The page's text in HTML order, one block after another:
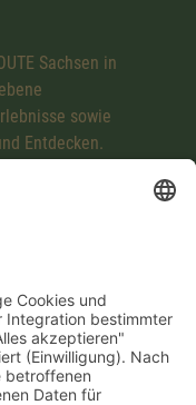
Sachsen in
sowie
Entdecken.